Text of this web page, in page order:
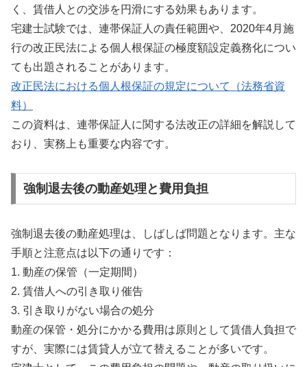
く、賃借人との交渉を円滑にする効果もあります。
宅建士試験では、連帯保証人の責任範囲や、2020年4月施
行の改正民法による個人根保証の極度額設定義務化につい
ても出題されることがあります。
改正民法における個人根保証の規定について（法務省資
料）
この資料は、連帯保証人に関する法改正の詳細を解説して
おり、実務上も重要な内容です。
強制退去後の動産処理と費用負担
強制退去後の動産処理は、しばしば問題となります。主な
手順と注意点は以下の通りです：
1. 動産の保管（一定期間）
2. 賃借人への引き取り催告
3. 引き取りがない場合の処分
動産の保管・処分にかかる費用は原則として賃借人負担で
すが、実際には賃貸人が立て替えることが多いです。